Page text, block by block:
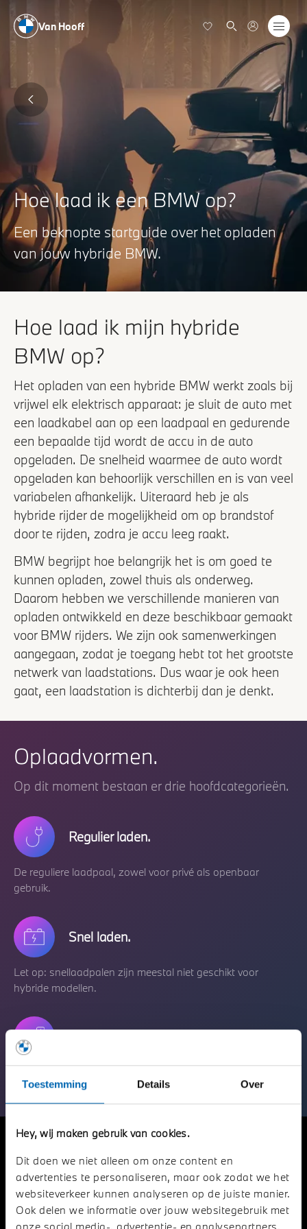
Toestemming Details Over
Hey, wij maken gebruik van cookies.
Dit doen we niet alleen om onze content en
advertenties te personaliseren, maar ook zodat we het
websiteverkeer kunnen analyseren op de juiste manier.
Ook delen we informatie over jouw websitegebruik met
Van Hooff
Hoe laad ik een BMW op?
Een beknopte startguide over het opladen
van jouw hybride BMW.
Hoe laad ik mijn hybride
BMW op?
Het opladen van een hybride BMW werkt zoals bij
vrijwel elk elektrisch apparaat: je sluit de auto met
een laadkabel aan op een laadpaal en gedurende
een bepaalde tijd wordt de accu in de auto
opgeladen. De snelheid waarmee de auto wordt
opgeladen kan behoorlijk verschillen en is van veel
variabelen afhankelijk. Uiteraard heb je als
hybride rijder de mogelijkheid om op brandstof
door te rijden, zodra je accu leeg raakt.
BMW begrijpt hoe belangrijk het is om goed te
kunnen opladen, zowel thuis als onderweg.
Daarom hebben we verschillende manieren van
opladen ontwikkeld en deze beschikbaar gemaakt
voor BMW rijders. We zijn ook samenwerkingen
aangegaan, zodat je toegang hebt tot het grootste
netwerk van laadstations. Dus waar je ook heen
gaat, een laadstation is dichterbij dan je denkt.
Oplaadvormen.
Op dit moment bestaan er drie hoofdcategorieën.
Regulier laden.
De reguliere laadpaal, zowel voor privé als openbaar
gebruik.
Snel laden.
Let op: snellaadpalen zijn meestal niet geschikt voor
hybride modellen.
voortuin.
De laadmogelijkheden
uitgelegd.
Een nadere toelichting over oplaadvormen.